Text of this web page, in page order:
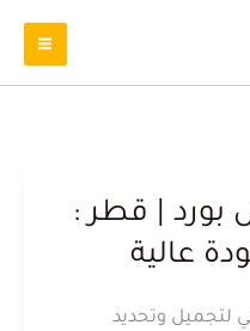
بورد | قطر :
عالية
لتجميل وتحديد